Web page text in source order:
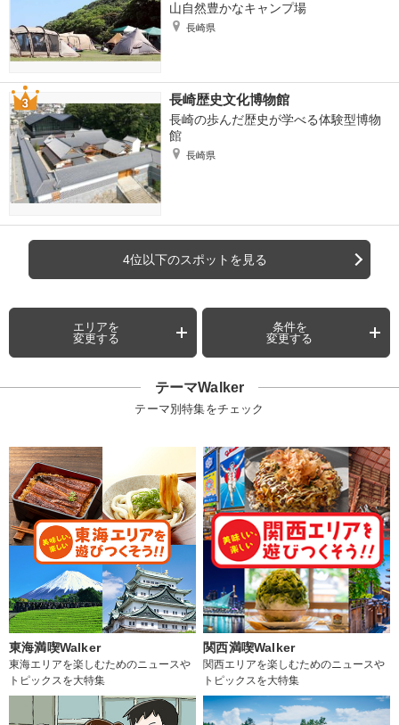
山自然豊かなキャンプ場
長崎県
長崎歴史文化博物館
長崎の歩んだ歴史が学べる体験型博物
館
長崎県
4位以下のスポットを見る
エリアを
変更する
条件を
変更する
テーマWalker
テーマ別特集をチェック
東海満喫Walker
東海エリアを楽しむためのニュースや
トピックスを大特集
関西満喫Walker
関西エリアを楽しむためのニュースや
トピックスを大特集